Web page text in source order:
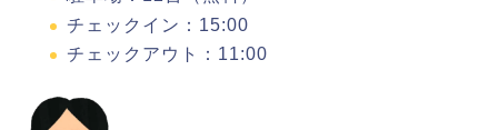
チェックイン：15:00
チェックアウト：11:00